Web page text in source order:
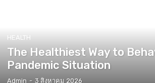
HEALTH
The Healthiest Way to
Pandemic Situation
Admin - 3 สิงหาคม 2026